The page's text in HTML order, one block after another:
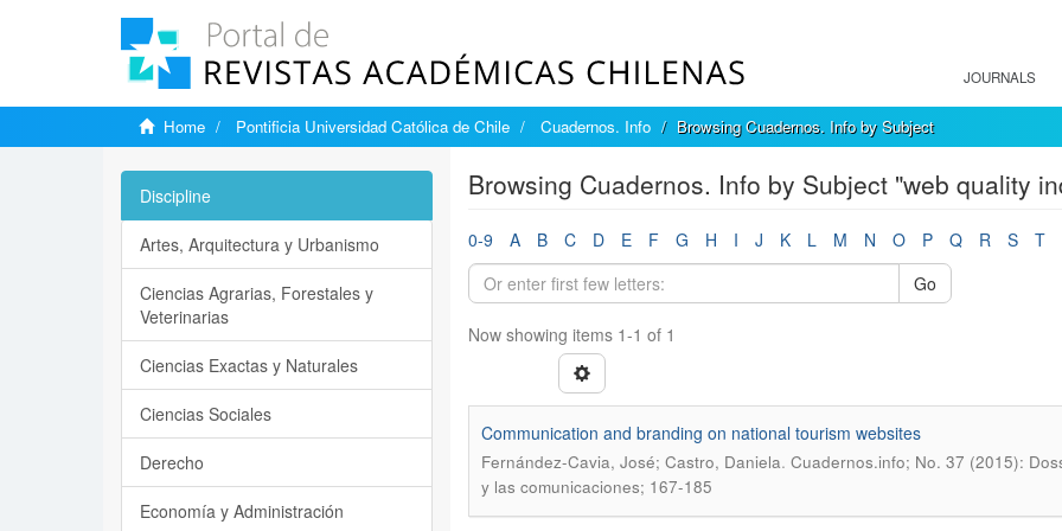
JOURNALS
Home Pontificia Universidad Católica de Chile Cuadernos. Info Browsing Cuadernos. Info by Subject
Browsing Cuadernos. Info by Subject "web quality
0-9 A B C D E F G H I J K L M N O P Q R S T
Go
Now showing items 1-1 of 1
Communication and branding on national tourism websites
Fernández-Cavia, José; Castro, Daniela. Cuadernos.info; No. 37 (2015):
y las comunicaciones; 167-185
Discipline
Artes, Arquitectura y Urbanismo
Ciencias Agrarias, Forestales y
Veterinarias
Ciencias Exactas y Naturales
Ciencias Sociales
Derecho
Economía y Administración